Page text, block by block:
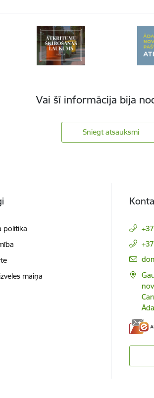
Vai šī informācija bija
Sniegt atsauksmi
politika
maiņa
E-